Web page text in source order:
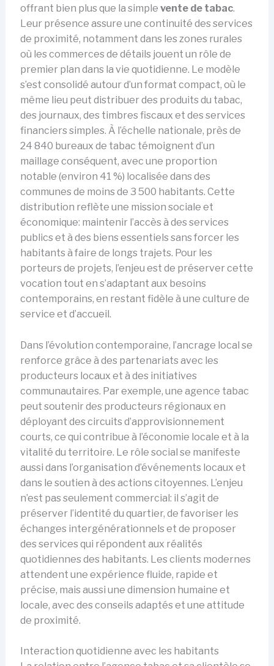
offrant bien plus que la simple vente de tabac.
Leur présence assure une continuité des services
de proximité, notamment dans les zones rurales
où les commerces de détails jouent un rôle de
premier plan dans la vie quotidienne. Le modèle
s’est consolidé autour d’un format compact, où le
même lieu peut distribuer des produits du tabac,
des journaux, des timbres fiscaux et des services
financiers simples. À l’échelle nationale, près de
24 840 bureaux de tabac témoignent d’un
maillage conséquent, avec une proportion
notable (environ 41 %) localisée dans des
communes de moins de 3 500 habitants. Cette
distribution reflète une mission sociale et
économique: maintenir l’accès à des services
publics et à des biens essentiels sans forcer les
habitants à faire de longs trajets. Pour les
porteurs de projets, l’enjeu est de préserver cette
vocation tout en s’adaptant aux besoins
contemporains, en restant fidèle à une culture de
service et d’accueil.
Dans l’évolution contemporaine, l’ancrage local se
renforce grâce à des partenariats avec les
producteurs locaux et à des initiatives
communautaires. Par exemple, une agence tabac
peut soutenir des producteurs régionaux en
déployant des circuits d’approvisionnement
courts, ce qui contribue à l’économie locale et à la
vitalité du territoire. Le rôle social se manifeste
aussi dans l’organisation d’événements locaux et
dans le soutien à des actions citoyennes. L’enjeu
n’est pas seulement commercial: il s’agit de
préserver l’identité du quartier, de favoriser les
échanges intergénérationnels et de proposer
des services qui répondent aux réalités
quotidiennes des habitants. Les clients modernes
attendent une expérience fluide, rapide et
précise, mais aussi une dimension humaine et
locale, avec des conseils adaptés et une attitude
de proximité.
Interaction quotidienne avec les habitants